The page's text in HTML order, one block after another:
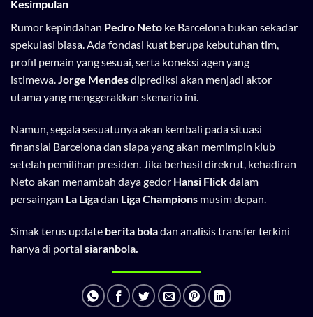
Kesimpulan
Rumor kepindahan Pedro Neto ke Barcelona bukan sekadar
spekulasi biasa. Ada fondasi kuat berupa kebutuhan tim,
profil pemain yang sesuai, serta koneksi agen yang
istimewa.Jorge Mendesdiprediksi akan menjadi aktor
utama yang menggerakkan skenario ini.
Namun, segala sesuatunya akan kembali pada situasi
finansial Barcelona dan siapa yang akan memimpin klub
setelah pemilihan presiden. Jika berhasil direkrut, kehadiran
Neto akan menambah daya gedor Hansi Flickdalam
persaingan La Ligadan Liga Champions musim depan.
Simak terus update berita boladan analisis transfer terkini
hanya di portal siaranbola.